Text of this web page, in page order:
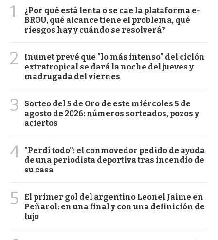
1
¿Por qué está lenta o se cae la plataforma e-
BROU, qué alcance tiene el problema, qué
riesgos hay y cuándo se resolverá?
2
Inumet prevé que "lo más intenso" del ciclón
extratropical se dará la noche del jueves y
madrugada del viernes
3
Sorteo del 5 de Oro de este miércoles 5 de
agosto de 2026: números sorteados, pozos y
aciertos
4 "Perdí todo": el conmovedor pedido de ayuda
de una periodista deportiva tras incendio de
su casa
5
El primer gol del argentino Leonel Jaime en
Peñarol: en una final y con una definición de
lujo